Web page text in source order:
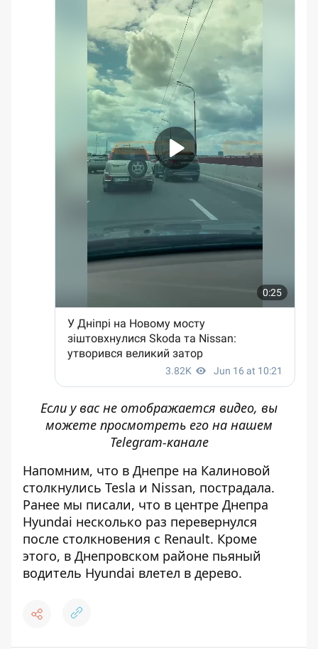
Если у вас не отображается видео, вы
можете просмотреть его на нашем
Telegram-канале
Напомним, что в Днепре на Калиновой
столкнулись Tesla и Nissan, пострадала.
Ранее мы писали, что в центре Днепра
Hyundai несколько раз перевернулся
после столкновения с Renault. Кроме
этого, в Днепровском районе пьяный
водитель Hyundai влетел в дерево.